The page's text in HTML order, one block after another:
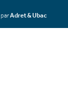
Adret & Ubac